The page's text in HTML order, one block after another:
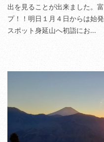
出を見ることが出来ました。
プ！！明日１月４日からは始
スポット身延山へ初詣にお...